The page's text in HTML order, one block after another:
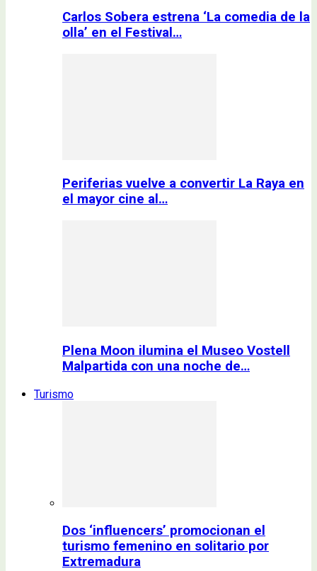
Carlos Sobera estrena ‘La comedia de la
olla’ en el Festival…
Periferias vuelve a convertir La Raya en
el mayor cine al…
Plena Moon ilumina el Museo Vostell
Malpartida con una noche de…
Turismo
Dos ‘influencers’ promocionan el
turismo femenino en solitario por
Extremadura